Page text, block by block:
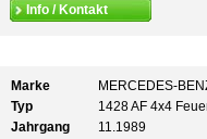
Info / Kontakt
Marke
MERCEDES-
Typ
1428 AF 4x4
Jahrgang
11.1989